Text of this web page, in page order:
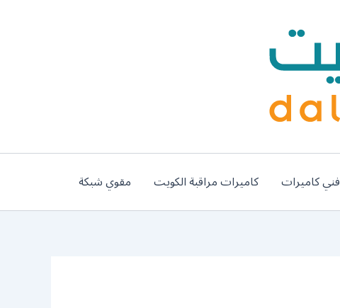
فني كاميرات كاميرات مراقبة الكويت مقوي شبكة